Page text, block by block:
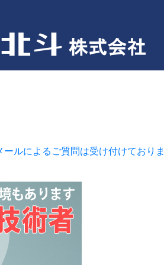
ルによるご質問は受け付けており